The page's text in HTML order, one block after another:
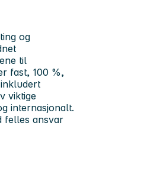
og
til
fast, 100 %,
viktige
internasjonalt.
felles ansvar